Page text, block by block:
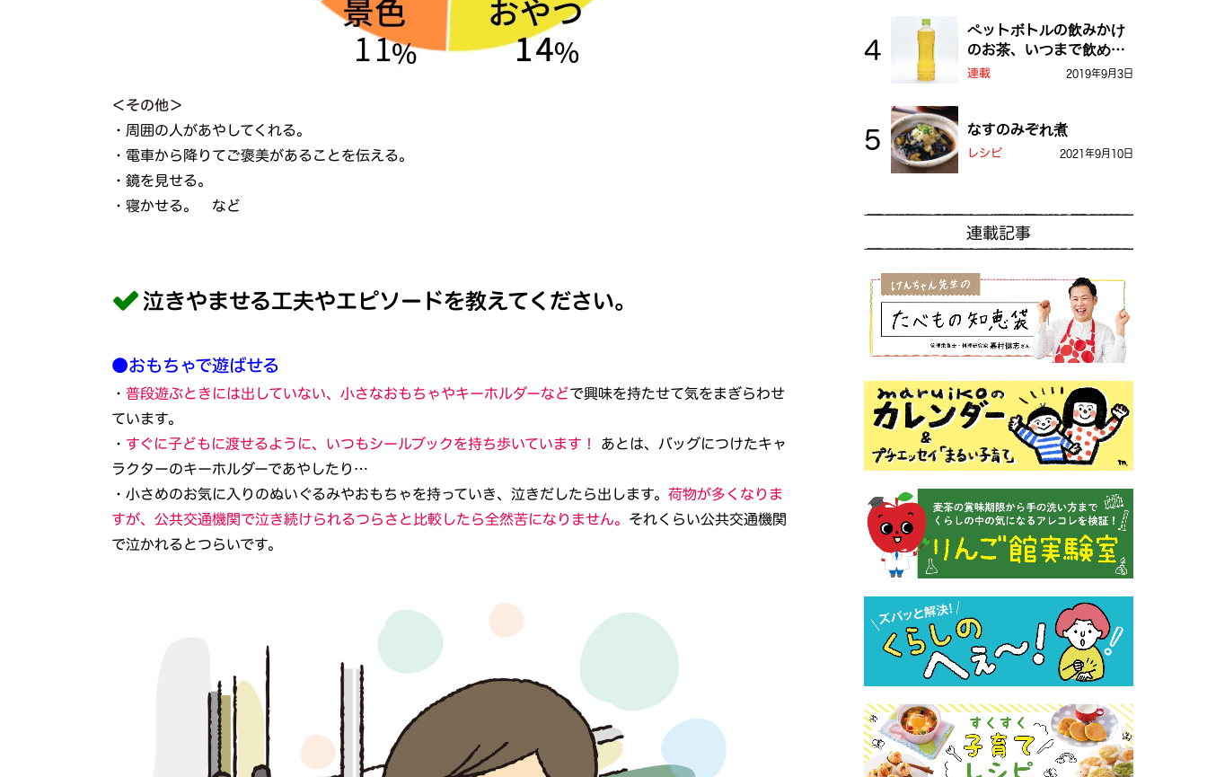
＜その他＞
・周囲の人があやしてくれる。
・電車から降りてご褒美があることを伝える。
・鏡を見せる。
・寝かせる。 など
泣きやませる工夫やエピソードを教えてください。
●おもちゃで遊ばせる
・普段遊ぶときには出していない、小さなおもちゃやキーホルダーなどで興味を持たせて気をまぎらわせ
ています。
・ すぐに子どもに渡せるように、いつもシールブックを持ち歩いています！ あとは、バッグにつけたキャ
ラクターのキーホルダーであやしたり…
・小さめのお気に入りのぬいぐるみやおもちゃを持っていき、泣きだしたら出します。荷物が多くなりま
すが、公共交通機関で泣き続けられるつらさと比較したら全然苦になりません。 それくらい公共交通機関
で泣かれるとつらいです。
ペットボトルの飲みかけ
のお茶、いつまで飲め
る？
連載 2019年9月3日
なすのみぞれ煮
レシピ 2021年9月10日
連載記事